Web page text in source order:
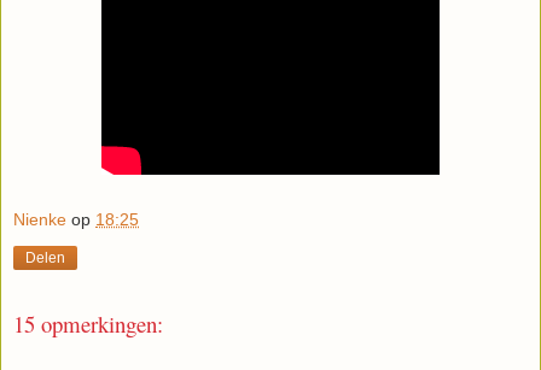
Nienke op 18:25
Delen
15 opmerkingen: